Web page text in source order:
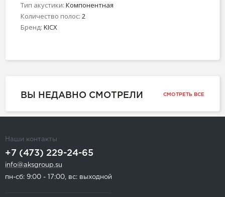
Тип акустики: Компонентная
Количество полос: 2
Бренд: KICX
ВЫ НЕДАВНО СМОТРЕЛИ СМОТРЕТЬ ВСЕ
Наши контакты
+7 (473) 229-24-65
info@aksgroup.su
пн-сб: 9:00 - 17:00, вс: выходной